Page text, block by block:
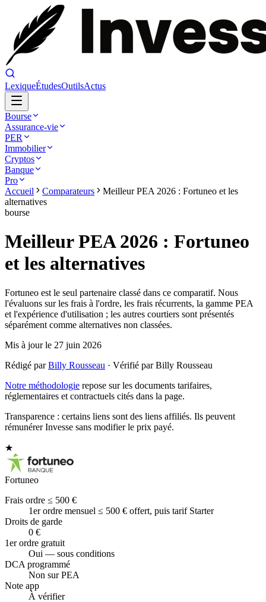
LexiqueÉtudesOutilsActus
Bourse
Assurance-vie
PER
Immobilier
Cryptos
Banque
Pro
Accueil
Comparateurs
Meilleur PEA 2026 : Fortuneo et les
alternatives
bourse
Meilleur PEA 2026 : Fortuneo
et les alternatives
Fortuneo est le seul partenaire classé dans ce comparatif. Nous
l'évaluons sur les frais à l'ordre, les frais récurrents, la gamme PEA
et l'expérience d'utilisation ; les autres courtiers sont présentés
séparément comme alternatives non classées.
Mis à jour le 27 juin 2026
Rédigé parBilly Rousseau · Vérifié par Billy Rousseau
Notre méthodologie repose sur les documents tarifaires,
réglementaires et contractuels cités dans la page.
Transparence : certains liens sont des liens affiliés. Ils peuvent
rémunérer Invesse sans modifier le prix payé.
★
Fortuneo
Frais ordre ≤ 500 €
1er ordre mensuel ≤ 500 € offert, puis tarif Starter
Droits de garde
0 €
1er ordre gratuit
Oui — sous conditions
DCA programmé
Non sur PEA
Note app
À vérifier